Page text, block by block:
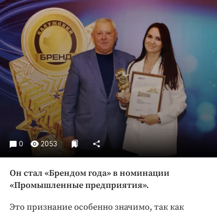
Криминал
Культура
Недвижимость и ЖКХ
Образование
Общество
Погода
Праздники
Происшествия
Спорт
Экономика и бизнес
ПРОЕКТЫ
Блоги
Издания
Медиаперсона
0 2053
Он стал «Брендом года» в номинации
«Промышленные предприятия».
Это признание особенно значимо, так как